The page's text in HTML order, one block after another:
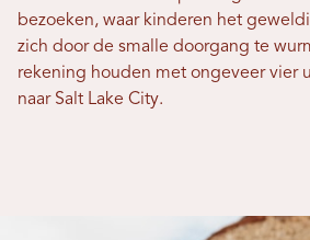
bezoeken, waar kinderen het
zich door de smalle doorgang te
rekening houden met ongeveer vier
naar Salt Lake City.